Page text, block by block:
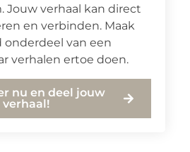
Jouw verhaal kan direct
en verbinden. Maak
van een
verhalen ertoe doen.
nu en deel jouw
verhaal!